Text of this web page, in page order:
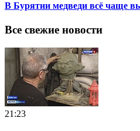
В Бурятии медведи всё чаще
Все свежие новости
21:23